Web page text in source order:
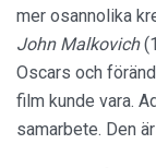
mer osannolika
John Malkovich
Oscars och
film kunde vara.
samarbete. Den